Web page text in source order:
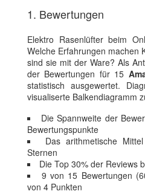
1. Bewertungen
Elektro Rasenlüfter beim
Welche Erfahrungen machen
sind sie mit der Ware? Als
der Bewertungen für 15
statistisch ausgewertet.
visualiserte Balkendiagramm
Die Spannweite der
Bewertungspunkte
Das arithmetische
Sternen
Die Top 30% der Reviews
9 von 15 Bewertungen
von 4 Punkten